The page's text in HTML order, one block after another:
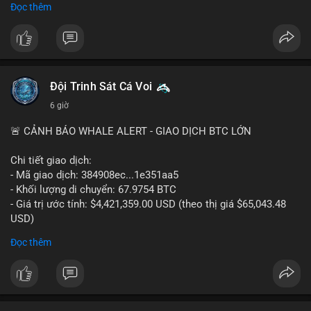
#556btc #36trusd
#vlikevn #titanbot
📰 Nguồn: Cointelegraph
Đọc thêm
Đội Trinh Sát Cá Voi
6 giờ
🚨 CẢNH BÁO WHALE ALERT - GIAO DỊCH BTC LỚN
Chi tiết giao dịch:
- Mã giao dịch: 384908ec...1e351aa5
- Khối lượng di chuyển: 67.9754 BTC
- Giá trị ước tính: $4,421,359.00 USD (theo thị giá $65,043.48
USD)
Khối lượng 67.97 BTC trị giá hơn 4.4 triệu USD được di chuyển
trong một giao dịch duy nhất trên mempool. Quy mô này nằm
Đọc thêm